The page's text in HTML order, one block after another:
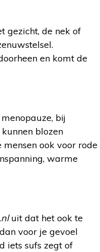
gezicht, de nek of
en komt de
bij
blozen
ook voor rode
warme
uit dat het ook te
voor je gevoel
iets sufs zegt of